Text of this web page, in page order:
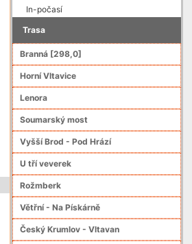
In-počasí
Trasa
Branná [298,0]
Horní Vltavice
Lenora
Soumarský most
Vyšší Brod - Pod Hrází
U tří veverek
Rožmberk
Větřní - Na Pískárně
Český Krumlov - Vltavan